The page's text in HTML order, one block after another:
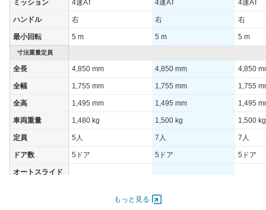
ミッション 4速AT 4速AT 4速AT
ハンドル 右 右 右
最小回転 5 m 5 m 5 m
寸法重量定員
全長 4,850 mm 4,850 mm 4,850
全幅 1,755 mm 1,755 mm 1,755
全高 1,495 mm 1,495 mm 1,495
車両重量 1,480 kg 1,500 kg 1,500 kg
定員 5人 7人 7人
ドア数 5ドア 5ドア 5ドア
オートスライド
もっと見る